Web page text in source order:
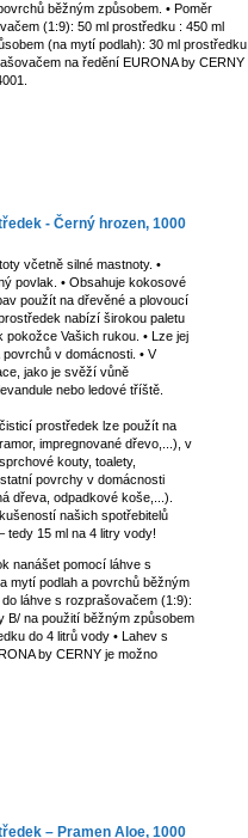
běžným způsobem. • Poměr
(1:9): 50 ml prostředku : 450 ml
(na mytí podlah): 30 ml prostředku
na ředění EURONA by CERNY
- Černý hrozen, 1000
včetně silné mastnoty. •
povlak. • Obsahuje kokosové
použít na dřevěné a plovoucí
nabízí širokou paletu
Vašich rukou. • Lze jej
v domácnosti. • V
jako je svěží vůně
nebo ledové tříště.
prostředek lze použít na
impregnované dřevo,...), v
kouty, toalety,
povrchy v domácnosti
dřeva, odpadkové koše,...).
našich spotřebitelů
tedy 15 ml na 4 litry vody!
nanášet pomocí láhve s
mytí podlah a povrchů běžným
láhve s rozprašovačem (1:9):
B/ na použití běžným způsobem
do 4 litrů vody • Lahev s
by CERNY je možno
– Pramen Aloe, 1000